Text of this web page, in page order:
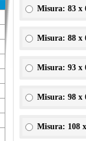
Misura: 83 x
Misura: 88 x
Misura: 93 x
Misura: 98 x
Misura: 108